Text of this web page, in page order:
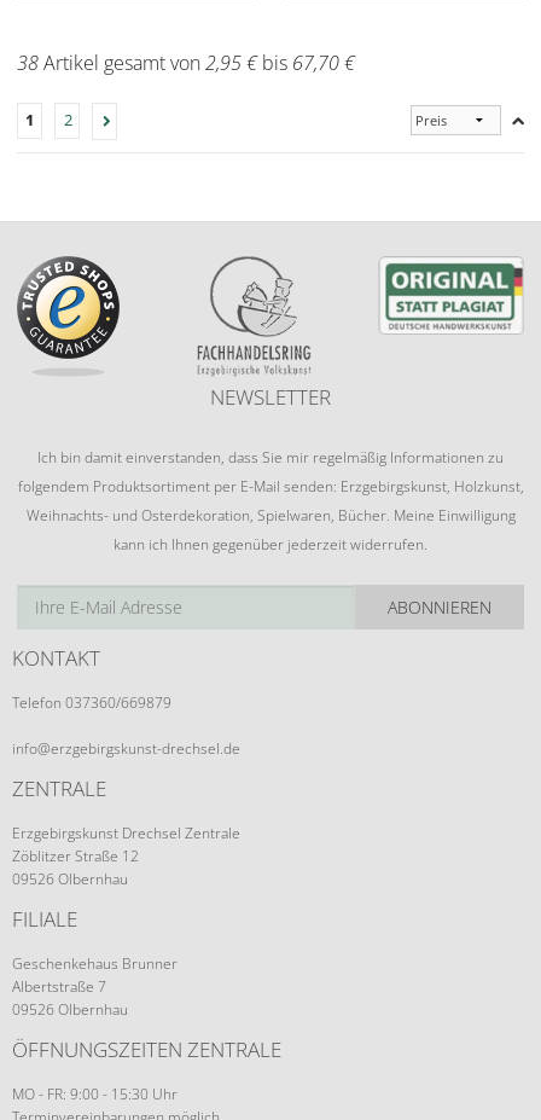
38Artikel gesamt von2,95 €bis 67,70 €
1 2
NEWSLETTER
Ich bin damit einverstanden, dass Sie mir regelmäßig Informationen zu
folgendem Produktsortiment per E-Mail senden: Erzgebirgskunst, Holzkunst,
Weihnachts- und Osterdekoration, Spielwaren, Bücher. Meine Einwilligung
kann ich Ihnen gegenüber jederzeit widerrufen.
ABONNIEREN
KONTAKT
Telefon 037360/669879
info@erzgebirgskunst-drechsel.de
ZENTRALE
Erzgebirgskunst Drechsel Zentrale
Zöblitzer Straße 12
09526 Olbernhau
FILIALE
Geschenkehaus Brunner
Albertstraße 7
09526 Olbernhau
ÖFFNUNGSZEITEN ZENTRALE
MO - FR: 9:00 - 15:30 Uhr